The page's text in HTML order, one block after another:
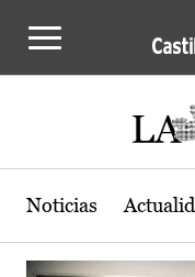
Actualidad
Noticias